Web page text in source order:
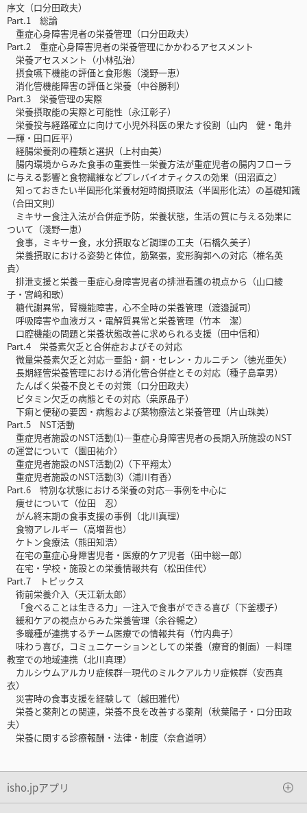
序文（口分田政夫）
Part.1 総論
重症心身障害児者の栄養管理（口分田政夫）
Part.2 重症心身障害児者の栄養管理にかかわるアセスメント
栄養アセスメント（小林弘治）
摂食嚥下機能の評価と食形態（淺野一恵）
消化管機能障害の評価と栄養（中谷勝利）
Part.3 栄養管理の実際
栄養摂取能の実際と可能性（永江彰子）
栄養投与経路確立に向けて小児外科医の果たす役割（山内 健・亀井
一輝・田口匠平）
経腸栄養剤の種類と選択（上村由美）
腸内環境からみた食事の重要性―栄養方法が重症児者の腸内フローラ
に与える影響と食物繊維などプレバイオティクスの効果（田沼直之）
知っておきたい半固形化栄養材短時間摂取法（半固形化法）の基礎知識
（合田文則）
ミキサー食注入法が合併症予防，栄養状態，生活の質に与える効果に
ついて（淺野一恵）
食事，ミキサー食，水分摂取など調理の工夫（石橋久美子）
栄養摂取における姿勢と体位，筋緊張，変形胸郭への対応（椎名英
貴）
排泄支援と栄養―重症心身障害児者の排泄看護の視点から（山口綾
子・宮﨑和歌）
糖代謝異常，腎機能障害，心不全時の栄養管理（渡邉誠司）
呼吸障害や血液ガス・電解質異常と栄養管理（竹本 潔）
口腔機能の問題と栄養状態改善に求められる支援（田中信和）
Part.4 栄養素欠乏と合併症およびその対応
微量栄養素欠乏と対応―亜鉛・銅・セレン・カルニチン（徳光亜矢）
長期経管栄養管理における消化管合併症とその対応（種子島章男）
たんぱく栄養不良とその対策（口分田政夫）
ビタミン欠乏の病態とその対応（桒原晶子）
下痢と便秘の要因・病態および薬物療法と栄養管理（片山珠美）
Part.5 NST活動
重症児者施設のNST活動(1)―重症心身障害児者の長期入所施設のNST
の運営について（園田祐介）
重症児者施設のNST活動(2)（下平翔太）
重症児者施設のNST活動(3)（浦川有香）
Part.6 特別な状態における栄養の対応―事例を中心に
痩せについて（位田 忍）
がん終末期の食事支援の事例（北川真理）
食物アレルギー（高増哲也）
ケトン食療法（熊田知浩）
在宅の重症心身障害児者・医療的ケア児者（田中総一郎）
在宅・学校・施設との栄養情報共有（松田佳代）
Part.7 トピックス
術前栄養介入（天江新太郎）
「食べることは生きる力」―注入で食事ができる喜び（下釜櫻子）
緩和ケアの視点からみた栄養管理（余谷暢之）
多職種が連携するチーム医療での情報共有（竹内典子）
味わう喜び，コミュニケーションとしての栄養（療育的側面）―料理
教室での地域連携（北川真理）
カルシウムアルカリ症候群―現代のミルクアルカリ症候群（安西真
衣）
災害時の食事支援を経験して（越田雅代）
栄養と薬剤との関連，栄養不良を改善する薬剤（秋葉陽子・口分田政
夫）
栄養に関する診療報酬・法律・制度（奈倉道明）
isho.jpアプリ